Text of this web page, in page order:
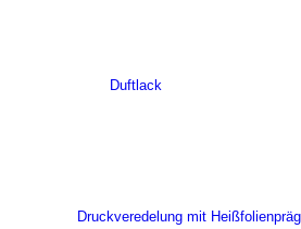
Duftlack
Druckveredelung mit